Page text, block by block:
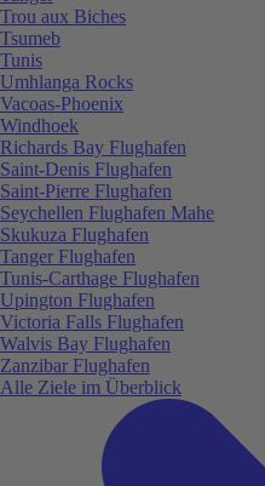
Trou aux Biches
Tsumeb
Tunis
Umhlanga Rocks
Vacoas-Phoenix
Windhoek
Richards Bay Flughafen
Saint-Denis Flughafen
Saint-Pierre Flughafen
Seychellen Flughafen Mahe
Skukuza Flughafen
Tanger Flughafen
Tunis-Carthage Flughafen
Upington Flughafen
Victoria Falls Flughafen
Walvis Bay Flughafen
Zanzibar Flughafen
Alle Ziele im Überblick